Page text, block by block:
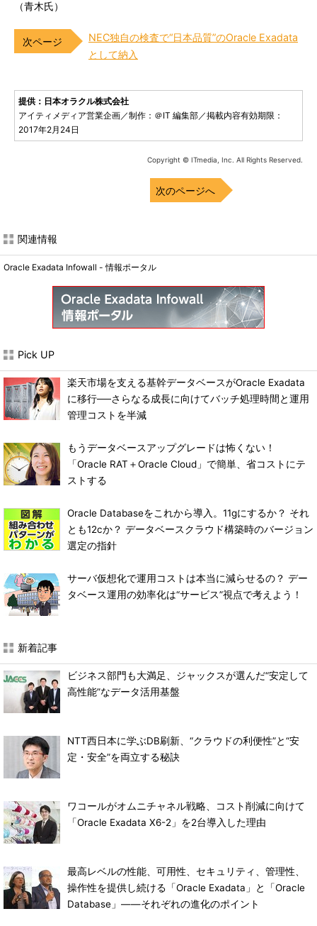
（青木氏）
NEC独自の検査で“日本品質”のOracle Exadata
として納入
提供：日本オラクル株式会社
アイティメディア営業企画／制作：＠IT 編集部／掲載内容有効期限：
2017年2月24日
Copyright © ITmedia, Inc. All Rights Reserved.
次のページへ
関連情報
Oracle Exadata Infowall - 情報ポータル
Pick UP
楽天市場を支える基幹データベースがOracle Exadata
に移行──さらなる成長に向けてバッチ処理時間と運用
管理コストを半減
もうデータベースアップグレードは怖くない！
「Oracle RAT＋Oracle Cloud」で簡単、省コストにテ
ストする
Oracle Databaseをこれから導入。11gにするか？ それ
とも12cか？ データベースクラウド構築時のバージョン
選定の指針
サーバ仮想化で運用コストは本当に減らせるの？ デー
タベース運用の効率化は“サービス”視点で考えよう！
新着記事
ビジネス部門も大満足、ジャックスが選んだ“安定して
高性能”なデータ活用基盤
NTT西日本に学ぶDB刷新、“クラウドの利便性”と“安
定・安全”を両立する秘訣
ワコールがオムニチャネル戦略、コスト削減に向けて
「Oracle Exadata X6-2」を2台導入した理由
最高レベルの性能、可用性、セキュリティ、管理性、
操作性を提供し続ける「Oracle Exadata」と「Oracle
Database」――それぞれの進化のポイント